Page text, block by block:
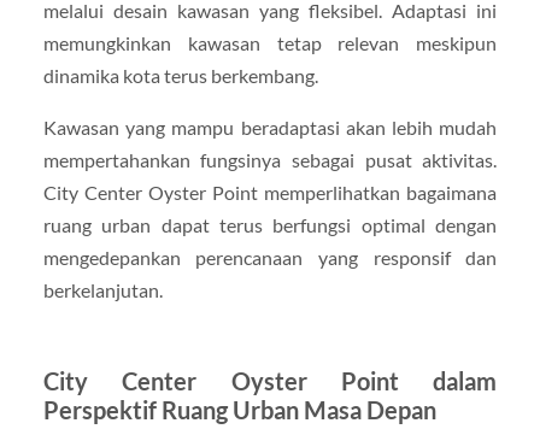
melalui desain kawasan yang fleksibel. Adaptasi ini
memungkinkan kawasan tetap relevan meskipun
dinamika kota terus berkembang.
Kawasan yang mampu beradaptasi akan lebih mudah
mempertahankan fungsinya sebagai pusat aktivitas.
City Center Oyster Point memperlihatkan bagaimana
ruang urban dapat terus berfungsi optimal dengan
mengedepankan perencanaan yang responsif dan
berkelanjutan.
City Center Oyster Point dalam
Perspektif Ruang Urban Masa Depan